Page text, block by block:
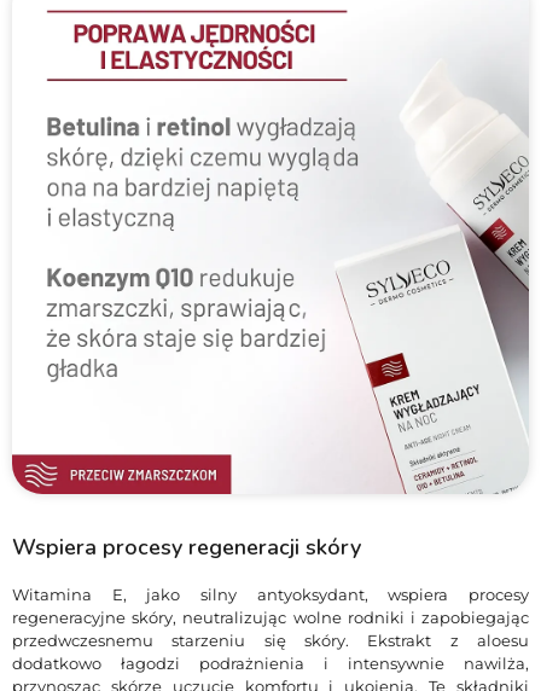
Wspiera procesy regeneracji skóry
Witamina E, jako silny antyoksydant, wspiera procesy
regeneracyjne skóry, neutralizując wolne rodniki i zapobiegając
przedwczesnemu starzeniu się skóry. Ekstrakt z aloesu
dodatkowo łagodzi podrażnienia i intensywnie nawilża,
przynosząc skórze uczucie komfortu i ukojenia. Te składniki